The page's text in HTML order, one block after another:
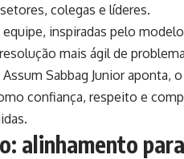
colegas e líderes.
inspiradas pelo
mais ágil de
Sabbag Junior aponta,
confiança, respeito e
alinhamento